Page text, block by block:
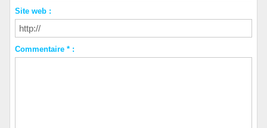
Site web :
Commentaire * :